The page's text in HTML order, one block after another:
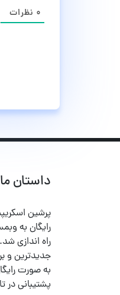
۰ نظرات
داستان
رایگان به
راه اندازی
جدیدترین و
به صورت
پشتیبانی در